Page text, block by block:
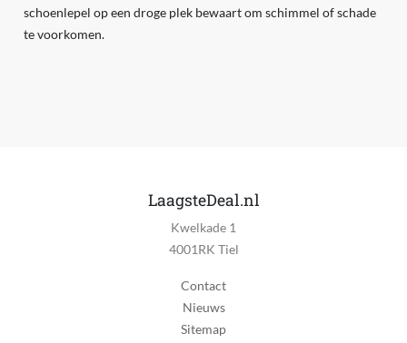
schoenlepel op een droge plek bewaart om schimmel of schade
te voorkomen.
LaagsteDeal.nl
Kwelkade 1
4001RK Tiel
Contact
Nieuws
Sitemap